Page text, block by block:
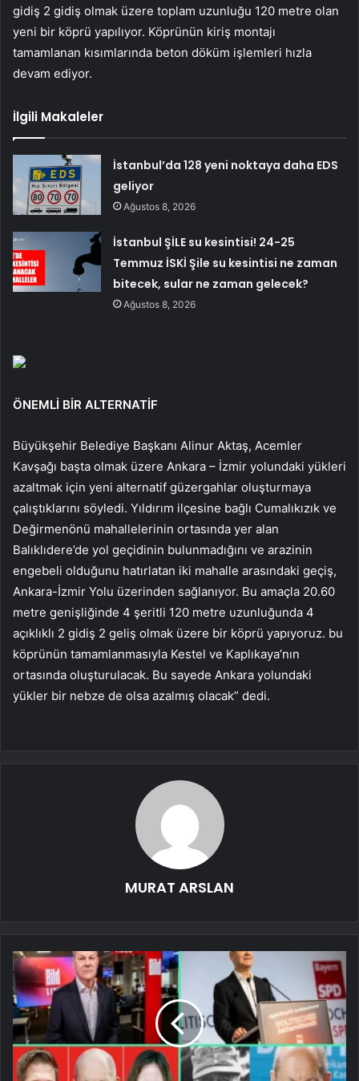
gidiş 2 gidiş olmak üzere toplam uzunluğu 120 metre olan
yeni bir köprü yapılıyor. Köprünün kiriş montajı
tamamlanan kısımlarında beton döküm işlemleri hızla
devam ediyor.
İlgili Makaleler
İstanbul’da 128 yeni noktaya daha EDS
geliyor
Ağustos 8, 2026
İstanbul ŞİLE su kesintisi! 24-25
Temmuz İSKİ Şile su kesintisi ne zaman
bitecek, sular ne zaman gelecek?
Ağustos 8, 2026
ÖNEMLİ BİR ALTERNATİF
Büyükşehir Belediye Başkanı Alinur Aktaş, Acemler
Kavşağı başta olmak üzere Ankara – İzmir yolundaki yükleri
azaltmak için yeni alternatif güzergahlar oluşturmaya
çalıştıklarını söyledi. Yıldırım ilçesine bağlı Cumalıkızık ve
Değirmenönü mahallelerinin ortasında yer alan
Balıklıdere’de yol geçidinin bulunmadığını ve arazinin
engebeli olduğunu hatırlatan iki mahalle arasındaki geçiş,
Ankara-İzmir Yolu üzerinden sağlanıyor. Bu amaçla 20.60
metre genişliğinde 4 şeritli 120 metre uzunluğunda 4
açıklıklı 2 gidiş 2 geliş olmak üzere bir köprü yapıyoruz. bu
köprünün tamamlanmasıyla Kestel ve Kaplıkaya’nın
ortasında oluşturulacak. Bu sayede Ankara yolundaki
yükler bir nebze de olsa azalmış olacak” dedi.
MURAT ARSLAN